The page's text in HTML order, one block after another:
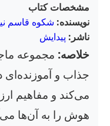
مشخصات کتاب
نویسنده: شکوه قاسم
ناشر: پیدایش
خلاصه: مجموعه
جذاب و آموزنده‌ای
می‌کند و مفاهیم
هوش را به آن‌ها